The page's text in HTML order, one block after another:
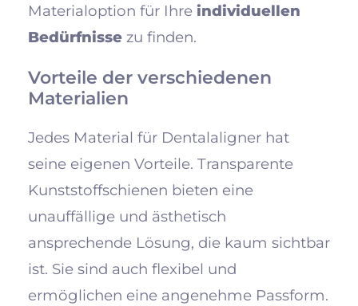
Materialoption für Ihre individuellen
Bedürfnisse zu finden.
Vorteile der verschiedenen
Materialien
Jedes Material für Dentalaligner hat
seine eigenen Vorteile. Transparente
Kunststoffschienen bieten eine
unauffällige und ästhetisch
ansprechende Lösung, die kaum sichtbar
ist. Sie sind auch flexibel und
ermöglichen eine angenehme Passform.